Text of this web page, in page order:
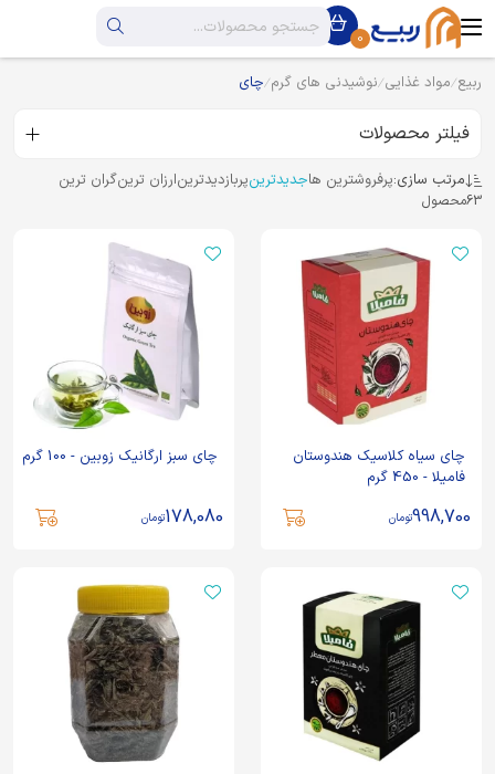
0
ربیع مواد غذایی نوشیدنی های گرم چای
فیلتر محصولات
مرتب سازی:پرفروشترین هاجدیدترینپربازدیدترینارزان ترینگران ترین
63محصول
چای سیاه کلاسیک هندوستان
فامیلا - 450 گرم
998,700تومان
چای سبز ارگانیک زوبین - 100 گرم
178,080تومان